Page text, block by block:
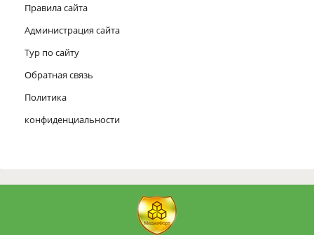
Правила сайта
Администрация сайта
Тур по сайту
Обратная связь
Политика
конфиденциальности